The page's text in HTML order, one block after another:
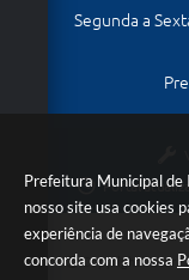
Prefeitura Municipal de
nosso site usa cookies
experiência de
concorda com a nossa
Segunda a
Portal
Copyright Instar -